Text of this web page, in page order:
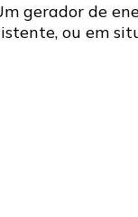
gerador de
ou em